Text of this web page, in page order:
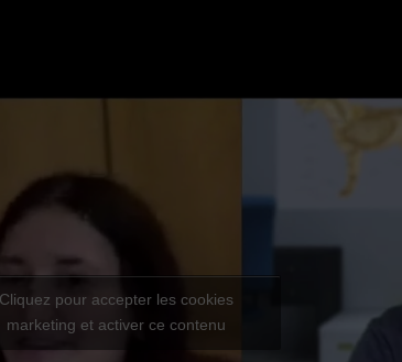
Cliquez pour accepter les cookies
marketing et activer ce contenu